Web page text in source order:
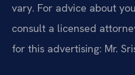
vary. For advice about
consult a licensed
for this advertising: Mr.